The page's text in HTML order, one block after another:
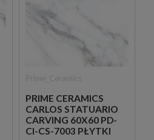
PRIME CERAMICS
CARLOS STATUARIO
CARVING 60X60 PD-
CI-CS-7003 PŁYTKI